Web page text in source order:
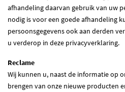
afhandeling daarvan gebruik van uw
nodig is voor een goede afhandeling
persoonsgegevens ook aan derden
u verderop in deze privacyverklaring.
Reclame
Wij kunnen u, naast de informatie op
brengen van onze nieuwe producten